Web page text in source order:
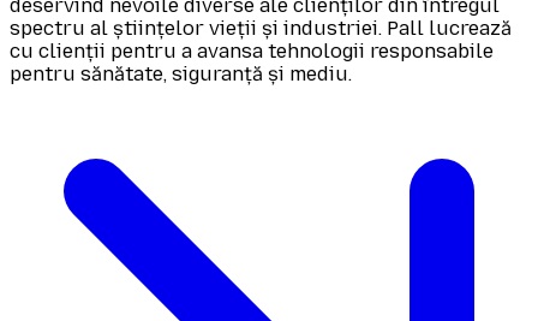
deservind nevoile diverse ale clienților din întregul
spectru al științelor vieții și industriei. Pall lucrează
cu clienții pentru a avansa tehnologii responsabile
pentru sănătate, siguranță și mediu.